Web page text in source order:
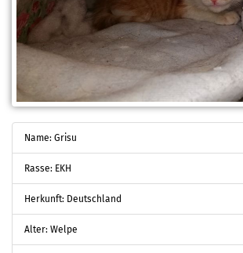
Name: Grisu
Rasse: EKH
Herkunft: Deutschland
Alter: Welpe